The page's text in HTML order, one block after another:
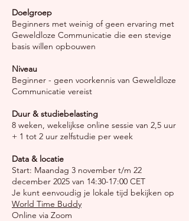
Doelgroep
Beginners met weinig of geen ervaring met
Geweldloze Communicatie die een stevige
basis willen opbouwen
Niveau
Beginner - geen voorkennis van Geweldloze
Communicatie vereist
Duur & studiebelasting
8 weken, wekelijkse online sessie van 2,5 uur
+ 1 tot 2 uur zelfstudie per week
Data & locatie
Start: Maandag 3 november t/m 22
december 2025 van 14:30-17:00 CET
Je kunt eenvoudig je lokale tijd bekijken op
World Time Buddy
Online via Zoom